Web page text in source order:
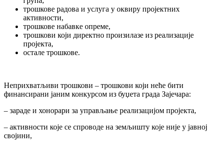
трошкове радова и услуга у оквиру пројектних
активности,
трошкове набавке опреме,
трошкови који директно произилазе из реализације
пројекта,
остале трошкове.
Неприхватљиви трошкови – трошкови који неће бити
финансирани јаним конкурсом из буџета града Зајечара:
– зараде и хонорари за управљање реализацијом пројекта,
– активности које се спроводе на земљишту које није у јавној
својини,